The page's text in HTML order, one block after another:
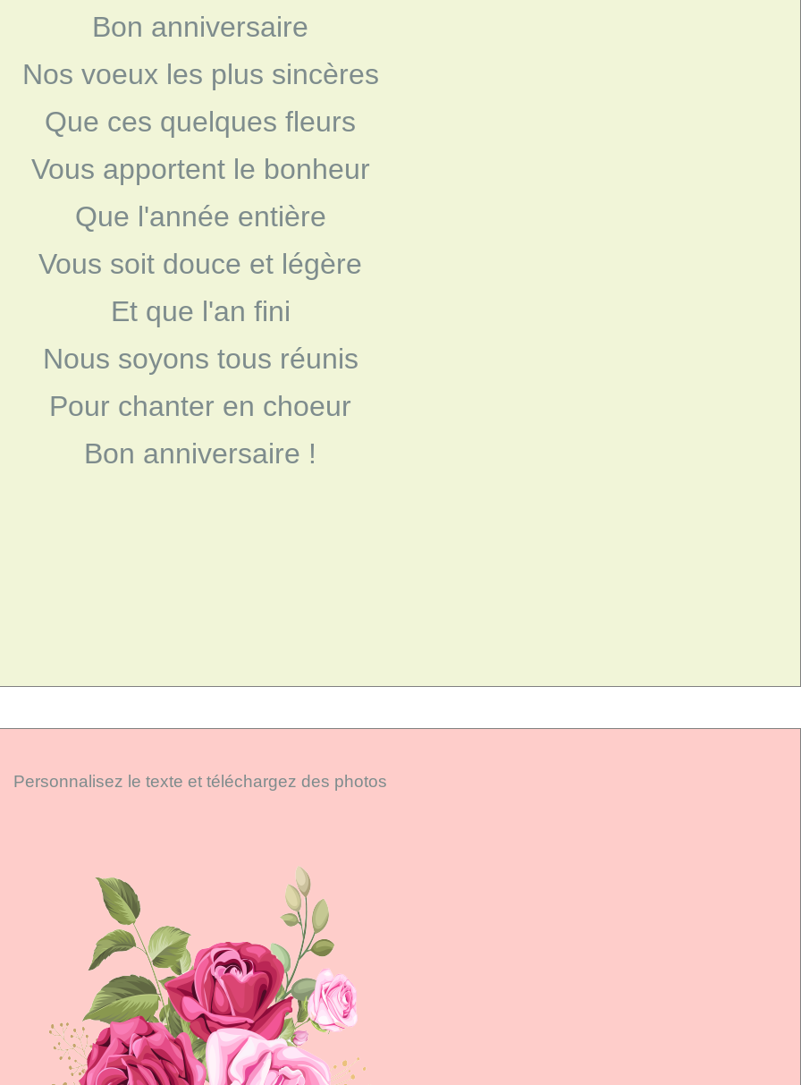
Bon anniversaire
Nos voeux les plus sincères
Que ces quelques fleurs
Vous apportent le bonheur
Que l'année entière
Vous soit douce et légère
Et que l'an fini
Nous soyons tous réunis
Pour chanter en choeur
Bon anniversaire !
Personnalisez le texte et téléchargez des photos